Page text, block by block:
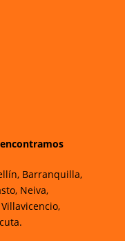
Barranquilla,
Neiva,
Villavicencio,